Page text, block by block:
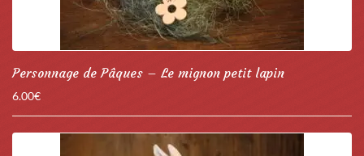
Personnage de Pâques – Le mignon petit lapin
6.00€